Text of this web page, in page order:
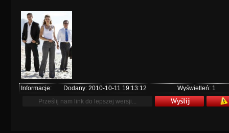
Informacje: Dodany: 2010-10-11 19:13:12 Wyświetleń: 1